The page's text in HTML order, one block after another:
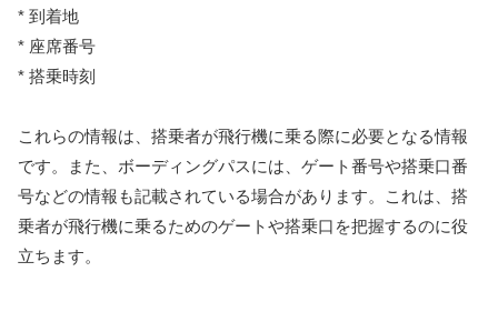
* 到着地
* 座席番号
* 搭乗時刻
これらの情報は、搭乗者が飛行機に乗る際に必要となる情報
です。また、ボーディングパスには、ゲート番号や搭乗口番
号などの情報も記載されている場合があります。これは、搭
乗者が飛行機に乗るためのゲートや搭乗口を把握するのに役
立ちます。